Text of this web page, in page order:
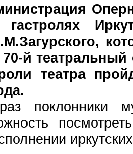
й театральный
театра
поклонники